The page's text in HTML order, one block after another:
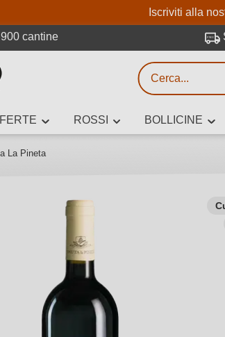
Iscriviti alla
cantine
ROSSI BOLLICINE
La Pineta
Ricerca vini
Inserisci almeno 3 caratteri
Descrivi il vino stai